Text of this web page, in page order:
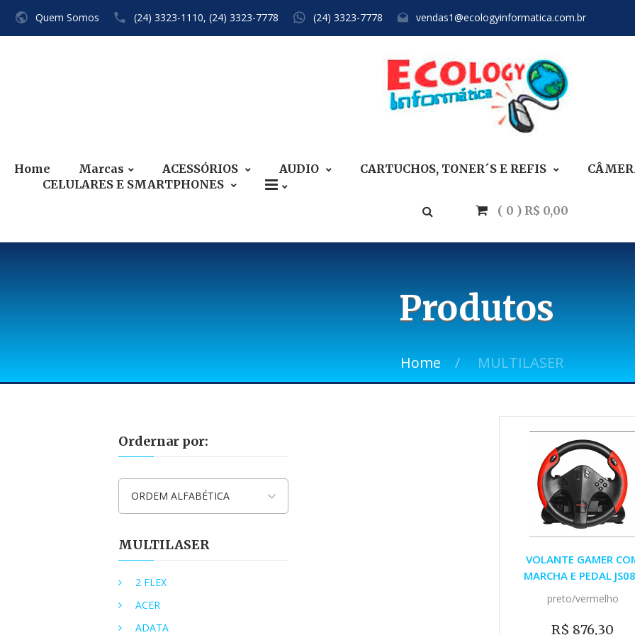
Quem Somos (24) 3323-1110, (24) 3323-7778 (24) 3323-7778 vendas1@ecologyinformatica.com.br
Home Marcas ACESSÓRIOS AUDIO CARTUCHOS, TONER´S E REFIS
CELULARES E SMARTPHONES
( 0 ) R$ 0,00
Produtos
Home MULTILASER
Ordernar por:
ORDEM ALFABÉTICA
MULTILASER
2 FLEX
ACER
ADATA
VOLANTE GAMER
MARCHA E PEDAL
preto/vermelho
R$ 876,30